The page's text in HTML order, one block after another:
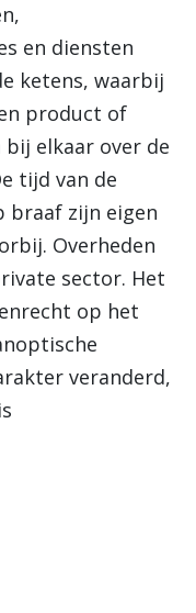
en diensten
ketens, waarbij
product of
elkaar over de
tijd van de
braaf zijn eigen
Overheden
sector. Het
op het
veranderd,